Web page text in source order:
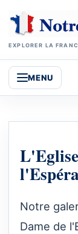
EXPLORER LA
MENU
Notre
Dame de